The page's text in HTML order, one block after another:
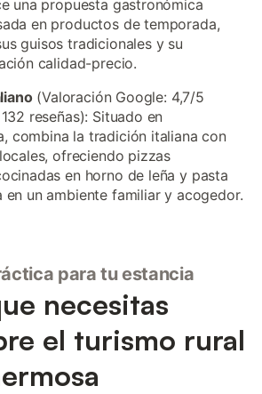
una propuesta gastronómica
en productos de temporada,
guisos tradicionales y su
calidad-precio.
(Valoración Google: 4,7/5
reseñas): Situado en
combina la tradición italiana con
ofreciendo pizzas
en horno de leña y pasta
en un ambiente familiar y acogedor.
para tu estancia
necesitas
el turismo rural